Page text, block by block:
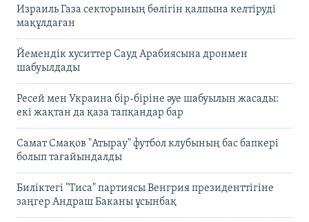
Израиль Газа секторының бөлігін қалпына келтіруді
мақұлдаған
Йемендік хуситтер Сауд Арабиясына дронмен
шабуылдады
Ресей мен Украина бір-біріне әуе шабуылын жасады:
екі жақтан да қаза тапқандар бар
Самат Смақов "Атырау" футбол клубының бас бапкері
болып тағайындалды
Биліктегі "Тиса" партиясы Венгрия президенттігіне
заңгер Андраш Баканы ұсынбақ